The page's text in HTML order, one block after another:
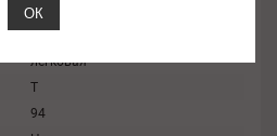
65
15
легковая
T
94
ОК